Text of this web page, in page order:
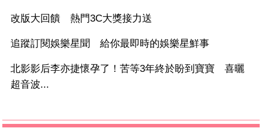
改版大回饋 熱門3C大獎接力送
追蹤訂閱娛樂星聞 給你最即時的娛樂星鮮事
北影影后李亦捷懷孕了！苦等3年終於盼到寶寶 喜曬
超音波...